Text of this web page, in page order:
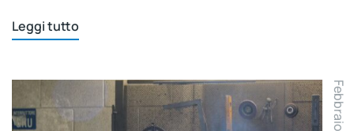
Leggi tutto